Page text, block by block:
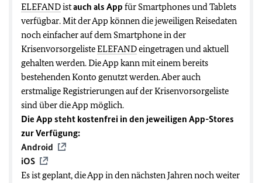
ELEFANDistauch als App für Smartphones und Tablets
verfügbar. Mit der App können die jeweiligen Reisedaten
noch einfacher auf dem Smartphone in der
KrisenvorsorgelisteELEFANDeingetragen und aktuell
gehalten werden. Die App kann mit einem bereits
bestehenden Konto genutzt werden. Aber auch
erstmalige Registrierungen auf der Krisenvorsorgeliste
sind über die App möglich.
Die App steht kostenfrei in den jeweiligen App-Stores
zur Verfügung:
Android
iOS
Es ist geplant, die App in den nächsten Jahren noch weiter